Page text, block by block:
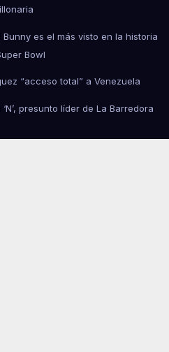
es el más visto en la historia
Bowl
“acceso total” a Venezuela
presunto líder de La Barredora